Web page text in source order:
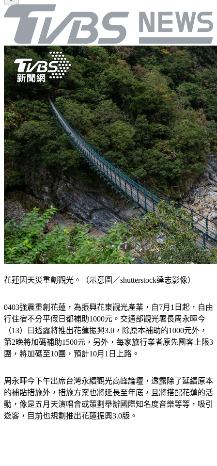
行住宿不分平假日都補助1000元。交通部觀光署長周永暉今
（13）日透露將推出花蓮振興3.0，除原本補助的1000元外，
第2晚將加碼補助1500元，另外，每家旅行業者原先團客上限3
團，將加碼至10團，預計10月1日上路。
的補貼措施外，措施方案也將延長至年底，且將搭配花蓮的活
動，像是五月天演唱會或策劃舉辦國際知名度音樂等等，吸引
遊客，目前也規劃推出花蓮振興3.0版。